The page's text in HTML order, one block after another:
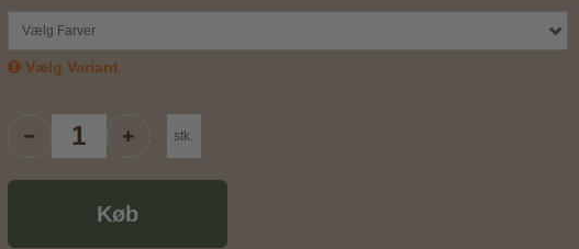
Vælg Farver
Vælg Variant
stk.
Køb